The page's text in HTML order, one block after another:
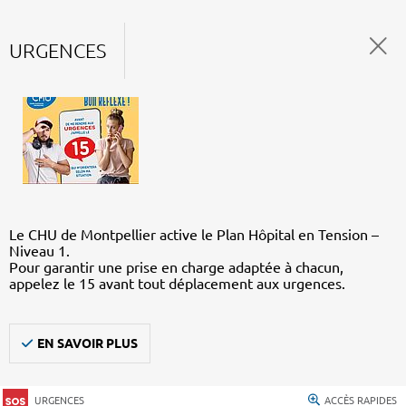
URGENCES
Le CHU de Montpellier active le Plan Hôpital en Tension –
Niveau 1.
Pour garantir une prise en charge adaptée à chacun,
appelez le 15 avant tout déplacement aux urgences.
EN SAVOIR PLUS
URGENCES ACCÈS RAPIDES